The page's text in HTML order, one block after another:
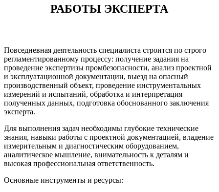
РАБОТЫ ЭКСПЕРТА
Повседневная деятельность специалиста строится по строго
регламентированному процессу: получение задания на
проведение экспертизы промбезопасности, анализ проектной
и эксплуатационной документации, выезд на опасный
производственный объект, проведение инструментальных
измерений и испытаний, обработка и интерпретация
полученных данных, подготовка обоснованного заключения
эксперта.
Для выполнения задач необходимы глубокие технические
знания, навыки работы с проектной документацией, владение
измерительным и диагностическим оборудованием,
аналитическое мышление, внимательность к деталям и
высокая профессиональная ответственность.
Основные инструменты и ресурсы: